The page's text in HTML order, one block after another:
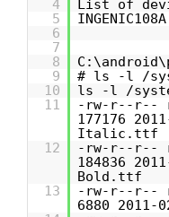
4
List of
5
6
7
8
9
# ls -l /
10
ls -l /
11
-rw-r--
177176
Italic.ttf
12
-rw-r--
184836
Bold.ttf
13
-rw-
6880